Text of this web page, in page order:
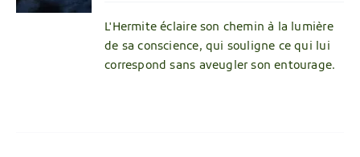
L'Hermite éclaire son chemin à la lumière
de sa conscience, qui souligne ce qui lui
correspond sans aveugler son entourage.